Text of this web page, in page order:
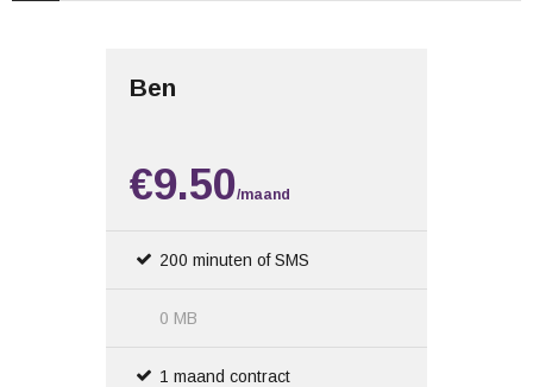
Ben
€9.50/maand
200 minuten of SMS
0 MB
1 maand contract